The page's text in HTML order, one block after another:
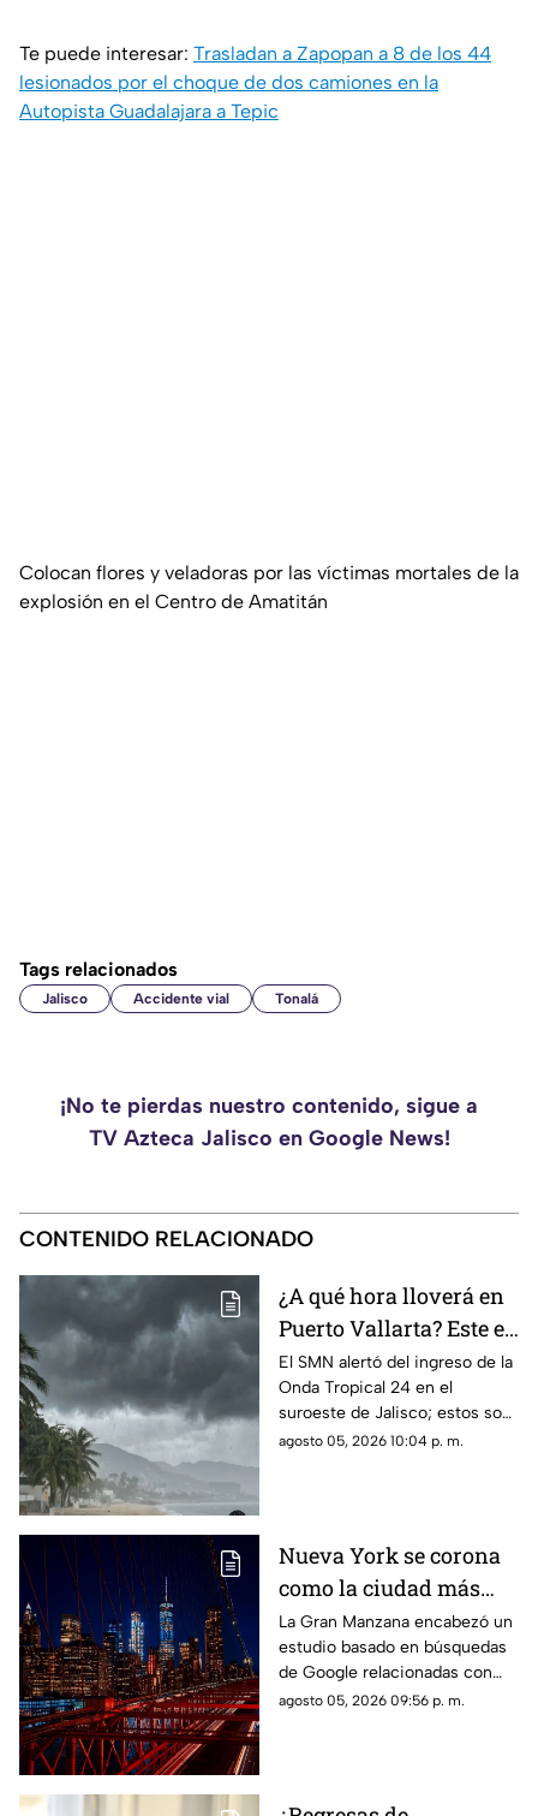
Te puede interesar: Trasladan a Zapopan a 8 de los 44
lesionados por el choque de dos camiones en la
Autopista Guadalajara a Tepic
Colocan flores y veladoras por las víctimas mortales de la
explosión en el Centro de Amatitán
Tags relacionados
Jalisco Accidente vial Tonalá
¡No te pierdas nuestro contenido, sigue a
TV Azteca Jalisco en Google News!
CONTENIDO RELACIONADO
¿A qué hora lloverá en
Puerto Vallarta? Este es
el pronóstico del clima
para este 6 de agosto
El SMN alertó del ingreso de la
Onda Tropical 24 en el
suroeste de Jalisco; estos son
los cambios en el clima
agosto 05, 2026 10:04 p. m.
Nueva York se corona
como la ciudad más
romántica de Estados
Unidos
La Gran Manzana encabezó un
estudio basado en búsquedas
de Google relacionadas con
citas, restaurantes, propuestas
agosto 05, 2026 09:56 p. m.